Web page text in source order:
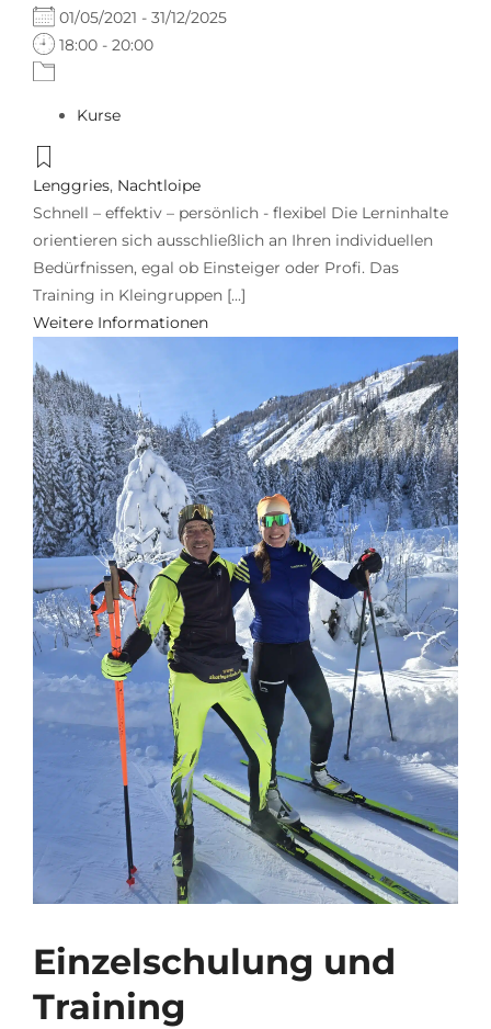
01/05/2021 - 31/12/2025
18:00 - 20:00
Kurse
Lenggries, Nachtloipe
Schnell – effektiv – persönlich - flexibel Die Lerninhalte
orientieren sich ausschließlich an Ihren individuellen
Bedürfnissen, egal ob Einsteiger oder Profi. Das
Training in Kleingruppen [...]
Weitere Informationen
Einzelschulung und
Training